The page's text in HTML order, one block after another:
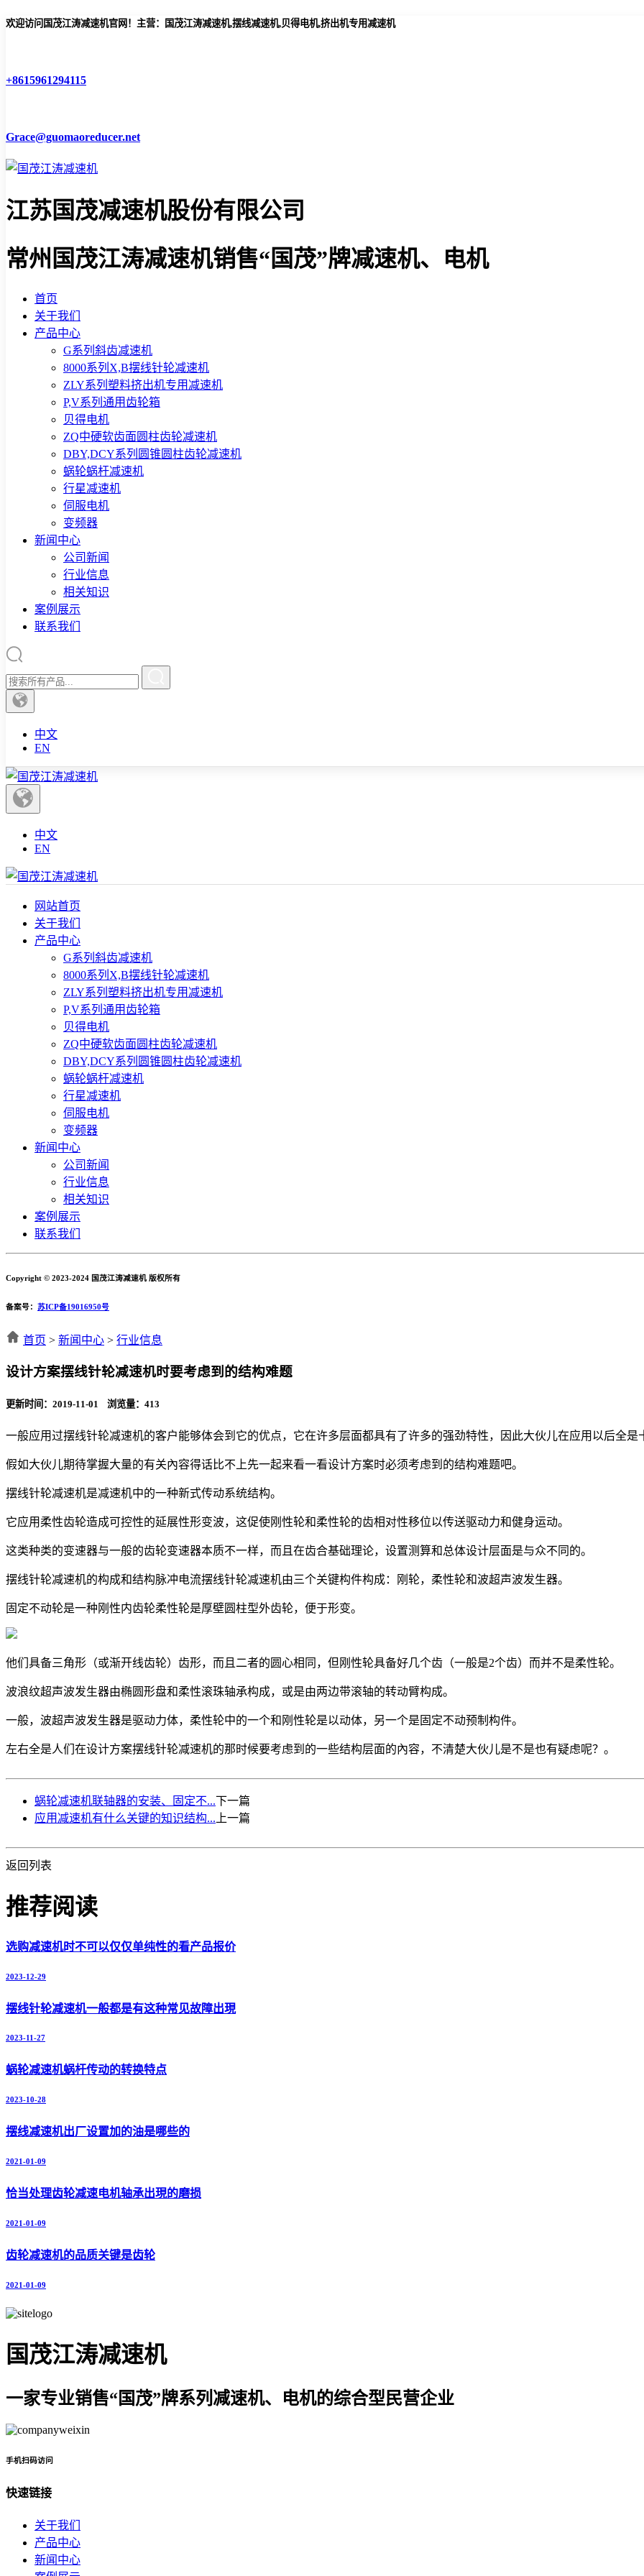
欢迎访问国茂江涛减速机官网！主营：国茂江涛减速机,摆线减速机,贝得电机,挤出机专用减速机
+8615961294115
Grace@guomaoreducer.net
江苏国茂减速机股份有限公司
常州国茂江涛减速机销售“国茂”牌减速机、电机
首页
关于我们
产品中心
G系列斜齿减速机
8000系列X,B摆线针轮减速机
ZLY系列塑料挤出机专用减速机
P,V系列通用齿轮箱
贝得电机
ZQ中硬软齿面圆柱齿轮减速机
DBY,DCY系列圆锥圆柱齿轮减速机
蜗轮蜗杆减速机
行星减速机
伺服电机
变频器
新闻中心
公司新闻
行业信息
相关知识
案例展示
联系我们
中文
EN
中文
EN
网站首页
关于我们
产品中心
G系列斜齿减速机
8000系列X,B摆线针轮减速机
ZLY系列塑料挤出机专用减速机
P,V系列通用齿轮箱
贝得电机
ZQ中硬软齿面圆柱齿轮减速机
DBY,DCY系列圆锥圆柱齿轮减速机
蜗轮蜗杆减速机
行星减速机
伺服电机
变频器
新闻中心
公司新闻
行业信息
相关知识
案例展示
联系我们
Copyright © 2023-2024 国茂江涛减速机 版权所有
备案号： 苏ICP备19016950号
首页 > 新闻中心 > 行业信息
设计方案摆线针轮减速机时要考虑到的结构难题
更新时间：2019-11-01 浏览量： 413
一般应用过摆线针轮减速机的客户能够体会到它的优点，它在许多层面都具有了许多的强劲特性，因此大伙儿在应用以后全是
假如大伙儿期待掌握大量的有关內容得话比不上先一起来看一看设计方案时必须考虑到的结构难题吧。
摆线针轮减速机是减速机中的一种新式传动系统结构。
它应用柔性齿轮造成可控性的延展性形变波，这促使刚性轮和柔性轮的齿相对性移位以传送驱动力和健身运动。
这类种类的变速器与一般的齿轮变速器本质不一样，而且在齿合基础理论，设置测算和总体设计层面是与众不同的。
摆线针轮减速机的构成和结构脉冲电流摆线针轮减速机由三个关键构件构成：刚轮，柔性轮和波超声波发生器。
固定不动轮是一种刚性内齿轮柔性轮是厚壁圆柱型外齿轮，便于形变。
他们具备三角形（或渐开线齿轮）齿形，而且二者的圆心相同，但刚性轮具备好几个齿（一般是2个齿）而并不是柔性轮。
波浪纹超声波发生器由椭圆形盘和柔性滚珠轴承构成，或是由两边带滚轴的转动臂构成。
一般，波超声波发生器是驱动力体，柔性轮中的一个和刚性轮是以动体，另一个是固定不动预制构件。
左右全是人们在设计方案摆线针轮减速机的那时候要考虑到的一些结构层面的內容，不清楚大伙儿是不是也有疑虑呢？。
蜗轮减速机联轴器的安装、固定不...下一篇
应用减速机有什么关键的知识结构... 上一篇
返回列表
推荐阅读
选购减速机时不可以仅仅单纯性的看产品报价
2023-12-29
摆线针轮减速机一般都是有这种常见故障出現
2023-11-27
蜗轮减速机蜗杆传动的转换特点
2023-10-28
摆线减速机出厂设置加的油是哪些的
2021-01-09
恰当处理齿轮减速电机轴承出現的磨损
2021-01-09
齿轮减速机的品质关键是齿轮
2021-01-09
国茂江涛减速机
一家专业销售“国茂”牌系列减速机、电机的综合型民营企业
手机扫码访问
快速链接
关于我们
产品中心
新闻中心